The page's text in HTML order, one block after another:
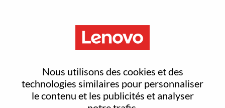
Nous utilisons des cookies et des
technologies similaires pour personnaliser
le contenu et les publicités et analyser
Reset password
Are you sure you want to reset your